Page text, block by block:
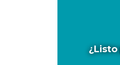
¿Listo